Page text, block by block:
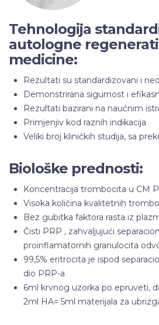
Tehnologija
autologne
medicine:
Rezultati su standardizovani i
Demonstrirana sigurnost i
Rezultati bazirani na naučnim
Primjenjiv kod raznih indikacija
Veliki broj kliničkih studija, sa
Biološke prednosti:
Koncentracija trombocita u CM
Visoka količina kvalitetnih
Bez gubitka faktora rasta iz
Čisti PRP , zahvaljujući
proinflamatornih granulocita
99,5% eritrocita je ispod
dio PRP-a
6ml krvnog uzorka po epruveti,
2ml HA= 5ml materijala za